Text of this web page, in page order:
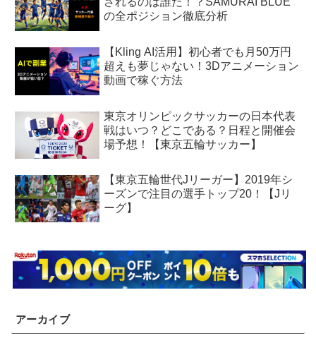
の全ポジション徹底分析
【Kling AI活用】初心者でも月50万円
超えも夢じゃない！3Dアニメーション
動画で稼ぐ方法
東京オリンピックサッカーの日本代表
戦はいつ？どこである？日程と開催会
場予想！【東京五輪サッカー】
【東京五輪世代Jリーガー】2019年シ
ーズンで注目の選手トップ20！【Jリ
ーグ】
アーカイブ